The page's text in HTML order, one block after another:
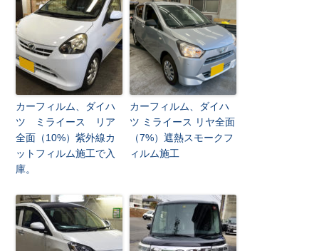
カーフィルム、ダイハ
ツ ミライース リア
全面（10%）紫外線カ
ットフィルム施工で入
庫。
カーフィルム、ダイハ
ツ ミライース リヤ全面
（7%）遮熱スモークフ
ィルム施工